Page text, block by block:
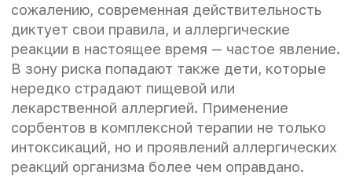
сожалению, современная действительность
диктует свои правила, и аллергические
реакции в настоящее время — частое явление.
В зону риска попадают также дети, которые
нередко страдают пищевой или
лекарственной аллергией. Применение
сорбентов в комплексной терапии не только
интоксикаций, но и проявлений аллергических
реакций организма более чем оправдано.